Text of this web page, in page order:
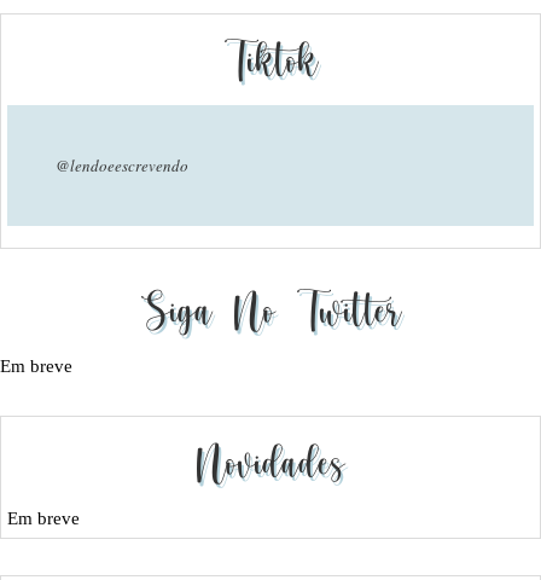
Tiktok
@lendoeescrevendo
Siga No Twitter
Em breve
Novidades
Em breve